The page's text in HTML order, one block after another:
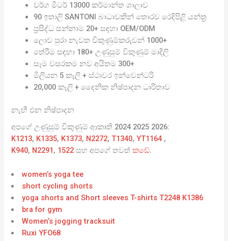
වර්ග මීටර් 13000 කර්මාන්ත ශාලාව
90 ඉතාලි SANTONI බාධාවකින් තොරව රෙදිපිළි යන්ත්‍ර
ප්‍රසිද්ධ සන්නාම 20+ සඳහා OEM/ODM
ලොව පුරා නැවත විකුණුම්කරුවන් 1000+
තේරීම සඳහා 180+ උණුසුම් විකුණුම් මාදිලි
සෑම වසරකම නව අයිතම 300+
මිලියන 5 කෑලි + ස්ථාවර ඉන්වෙන්ටරි
20,000 කෑලි + දෛනික නිෂ්පාදන ධාරිතාව
නැඟී එන නිෂ්පාදන
අපගේ උණුසුම් විකුණුම් ආකෘති 2024 2025 2026:
K1213, K1335, K1373, N2272,T1340,YT1164 ,
K940, N2291 , 1522සහ අපගේ තවත්කඩේ.
women’s yoga tee
short cycling shorts
yoga shorts and Short sleeves T-shirts T2248 K1386
bra for gym
Women’s jogging tracksuit
Ruxi YFO68